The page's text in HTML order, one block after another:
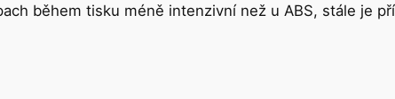
během tisku méně intenzivní než u ABS, stále je